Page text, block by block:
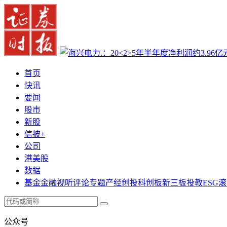
首页
快讯
要闻
股市
新股
信披+
公司
港美股
数据
基金金融视听评论专题产经创投科创板新三板投教ESG
公众号